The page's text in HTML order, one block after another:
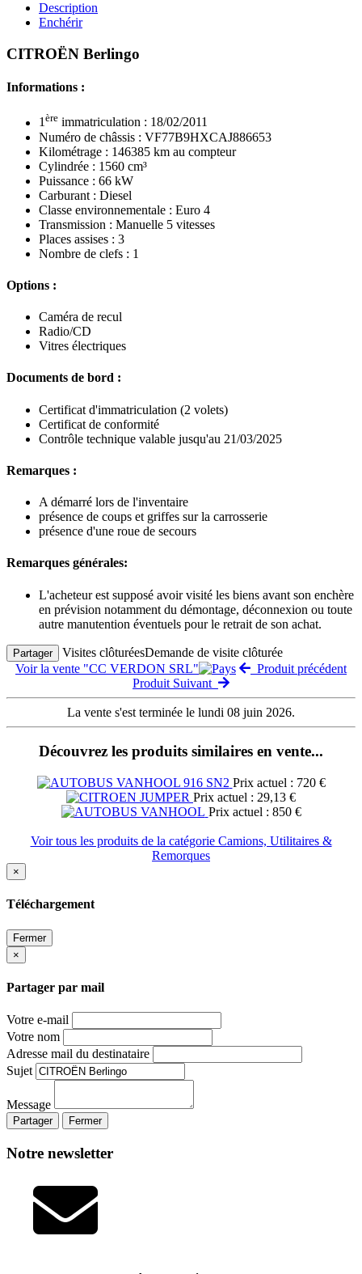
Description
Enchérir
CITROËN Berlingo
Informations :
1ère immatriculation : 18/02/2011
Numéro de châssis : VF77B9HXCAJ886653
Kilométrage : 146385 km au compteur
Cylindrée : 1560 cm³
Puissance : 66 kW
Carburant : Diesel
Classe environnementale : Euro 4
Transmission : Manuelle 5 vitesses
Places assises : 3
Nombre de clefs : 1
Options :
Caméra de recul
Radio/CD
Vitres électriques
Documents de bord :
Certificat d'immatriculation (2 volets)
Certificat de conformité
Contrôle technique valable jusqu'au 21/03/2025
Remarques :
A démarré lors de l'inventaire
présence de coups et griffes sur la carrosserie
présence d'une roue de secours
Remarques générales:
L'acheteur est supposé avoir visité les biens avant son enchère
en prévision notamment du démontage, déconnexion ou toute
autre manutention éventuels pour le retrait de son achat.
Partager Visites clôturéesDemande de visite clôturée
Voir la vente "CC VERDON SRL"
Produit précédent
Produit Suivant
La vente s'est terminée le lundi 08 juin 2026.
Découvrez les produits similaires en vente...
Prix actuel : 720 €
Prix actuel : 29,13 €
Prix actuel : 850 €
Voir tous les produits de la catégorie Camions, Utilitaires &
Remorques
×
Téléchargement
Fermer
×
Partager par mail
Votre e-mail
Votre nom
Adresse mail du destinataire
Sujet
Message
Partager Fermer
Notre newsletter